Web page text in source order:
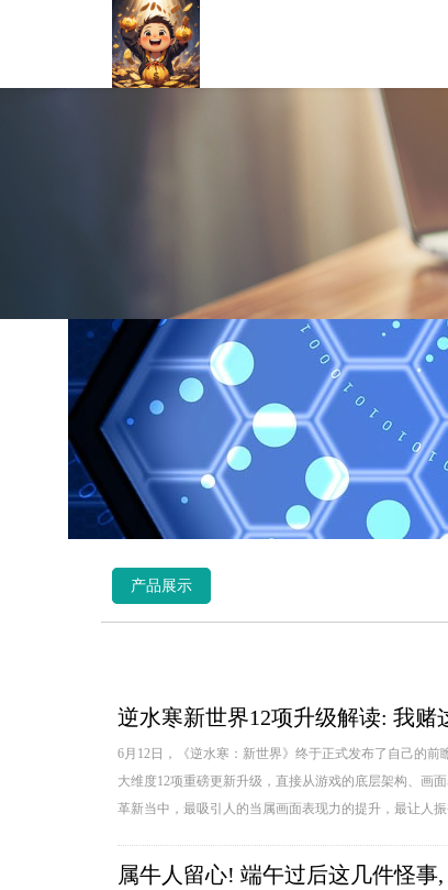
产品展示
逆水寒新世界12项升级解读: 我赌
6月12日，《逆水寒：新世界》终于正式发布了自己的
大维度12项重磅更新升级，直接从游戏的底层架构、画
革新当中，最吸引人的当属画面表现力的提升，最让人
属牛人留心! 端午过后这几件怪事